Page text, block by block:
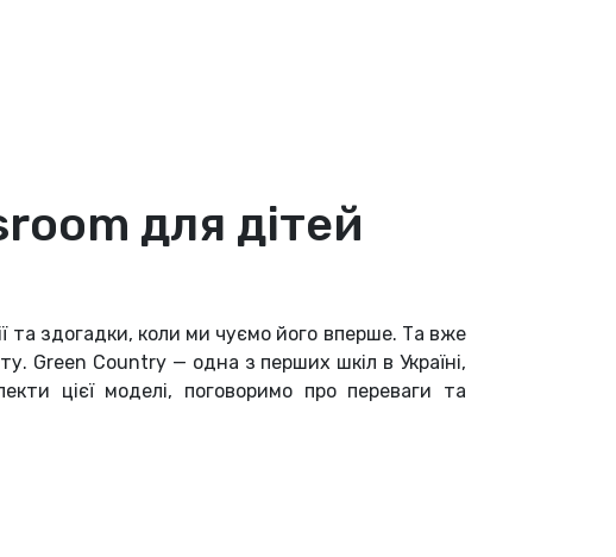
для дітей
та здогадки, коли ми чуємо його вперше. Та вже
Green Country — одна з перших шкіл в Україні,
цієї моделі, поговоримо про переваги та